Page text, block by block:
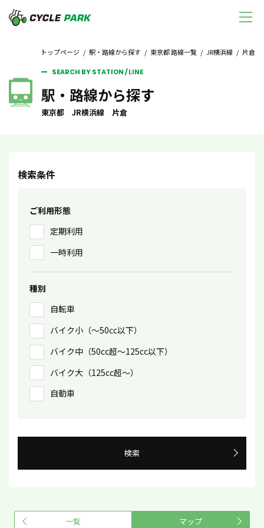
トップページ / 駅・路線から探す / 東京都 路線一覧 / JR横浜線 / 片倉
SEARCH BY STATION / LINE
駅・路線から探す
東京都 JR横浜線 片倉
検索条件
ご利用形態
定期利用
一時利用
種別
自転車
バイク小（〜50㏄以下）
バイク中（50cc超〜125cc以下）
バイク大（125cc超〜）
自動車
検索
一覧 マップ